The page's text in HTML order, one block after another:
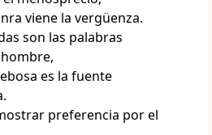
viene la vergüenza.
son las palabras
es la fuente
preferencia por el